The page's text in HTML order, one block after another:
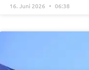
16. Juni 2026 06:38